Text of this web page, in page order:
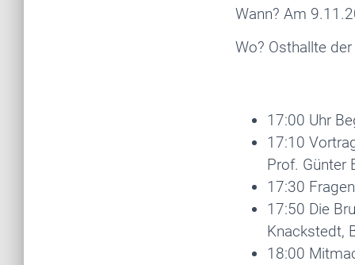
Wann? Am
Wo? Osthallte
17:00 Uhr
17:10
Prof. Günter
17:30
17:50 Die
Knackstedt,
18:00